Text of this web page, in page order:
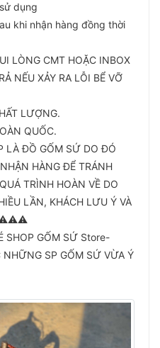
dụng
khi nhận hàng đồng thời
LÒNG CMT HOẶC INBOX
NẾU XẢY RA LỖI BỂ VỠ
LƯỢNG.
QUỐC.
ĐỒ GỐM SỨ DO ĐÓ
HÀNG ĐỂ TRÁNH
TRÌNH HOÀN VỀ DO
LẦN, KHÁCH LƯU Ý VÀ
⚠️⚠️⚠️
SHOP GỐM SỨ Store-
SP GỐM SỨ VỪA Ý